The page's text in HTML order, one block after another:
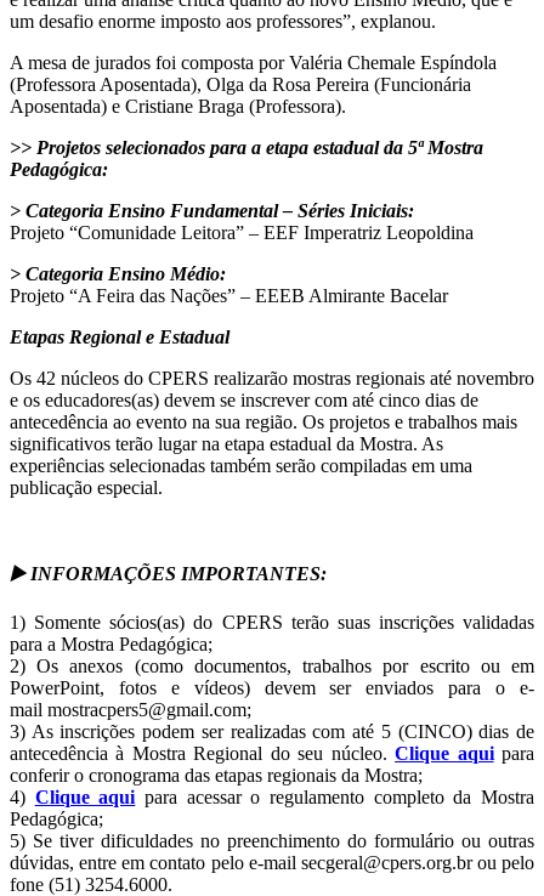
um desafio enorme imposto aos professores”, explanou.
A mesa de jurados foi composta por Valéria Chemale Espíndola
(Professora Aposentada), Olga da Rosa Pereira (Funcionária
Aposentada) e Cristiane Braga (Professora).
>> Projetos selecionados para a etapa estadual da 5ª Mostra
Pedagógica:
> Categoria Ensino Fundamental – Séries Iniciais:
Projeto “Comunidade Leitora” – EEF Imperatriz Leopoldina
> Categoria Ensino Médio:
Projeto “A Feira das Nações” – EEEB Almirante Bacelar
Etapas Regional e Estadual
Os 42 núcleos do CPERS realizarão mostras regionais até novembro
e os educadores(as) devem se inscrever com até cinco dias de
antecedência ao evento na sua região. Os projetos e trabalhos mais
significativos terão lugar na etapa estadual da Mostra. As
experiências selecionadas também serão compiladas em uma
publicação especial.
▶️ INFORMAÇÕES IMPORTANTES:
1) Somente sócios(as) do CPERS terão suas inscrições validadas
para a Mostra Pedagógica;
2) Os anexos (como documentos, trabalhos por escrito ou em
PowerPoint, fotos e vídeos) devem ser enviados para o e-
mail mostracpers5@gmail.com;
3) As inscrições podem ser realizadas com até 5 (CINCO) dias de
antecedência à Mostra Regional do seu núcleo.Clique aquipara
conferir o cronograma das etapas regionais da Mostra;
4) Clique aqui para acessar o regulamento completo da Mostra
Pedagógica;
5) Se tiver dificuldades no preenchimento do formulário ou outras
dúvidas, entre em contato pelo e-mail secgeral@cpers.org.br ou pelo
fone (51) 3254.6000.